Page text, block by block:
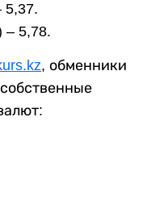
5,37.
– 5,78.
, обменники